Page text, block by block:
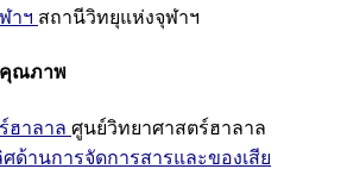
าฯ สถานีวิทยุแห่งจุฬาฯ
คุณภาพ
ฮาลาล ศูนย์วิทยาศาสตร์ฮาลาล
ด้านการจัดการสารและของเสีย